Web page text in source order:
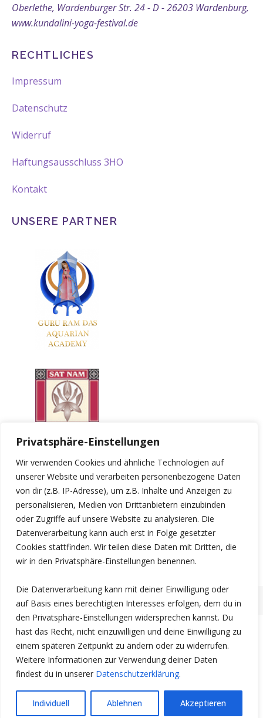
Privatsphäre-Einstellungen
Wir verwenden Cookies und ähnliche Technologien auf
unserer Website und verarbeiten personenbezogene Daten
von dir (z.B. IP-Adresse), um z.B. Inhalte und Anzeigen zu
personalisieren, Medien von Drittanbietern einzubinden
oder Zugriffe auf unsere Website zu analysieren. Die
Datenverarbeitung kann auch erst in Folge gesetzter
Cookies stattfinden. Wir teilen diese Daten mit Dritten, die
wir in den Privatsphäre-Einstellungen benennen.
Die Datenverarbeitung kann mit deiner Einwilligung oder
auf Basis eines berechtigten Interesses erfolgen, dem du in
den Privatsphäre-Einstellungen widersprechen kannst. Du
hast das Recht, nicht einzuwilligen und deine Einwilligung zu
einem späteren Zeitpunkt zu ändern oder zu widerrufen.
Weitere Informationen zur Verwendung deiner Daten
findest du in unserer Datenschutzerklärung.
Individuell Ablehnen Akzeptieren
Oberlethe, Wardenburger Str. 24 - D - 26203 Wardenburg,
www.kundalini-yoga-festival.de
RECHTLICHES
Impressum
Datenschutz
Widerruf
Haftungsausschluss 3HO
Kontakt
UNSERE PARTNER
3HO Deutschland e.V.